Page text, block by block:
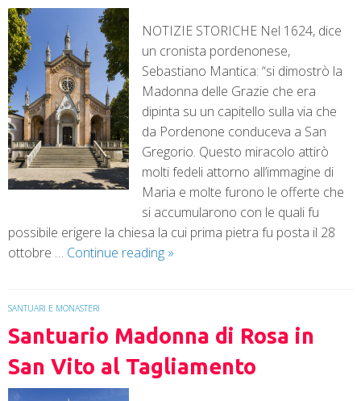
NOTIZIE STORICHE Nel 1624, dice
un cronista pordenonese,
Sebastiano Mantica: “si dimostrò la
Madonna delle Grazie che era
dipinta su un capitello sulla via che
da Pordenone conduceva a San
Gregorio. Questo miracolo attirò
molti fedeli attorno all’immagine di
Maria e molte furono le offerte che
si accumularono con le quali fu
possibile erigere la chiesa la cui prima pietra fu posta il 28
ottobre … Continue reading »
SANTUARI E MONASTERI
Santuario Madonna di Rosa in
San Vito al Tagliamento